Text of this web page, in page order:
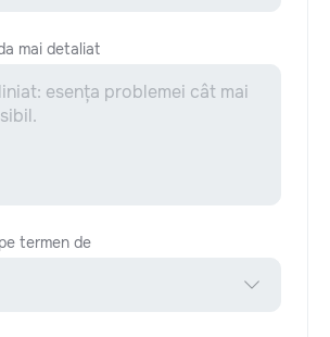
mai detaliat
termen de